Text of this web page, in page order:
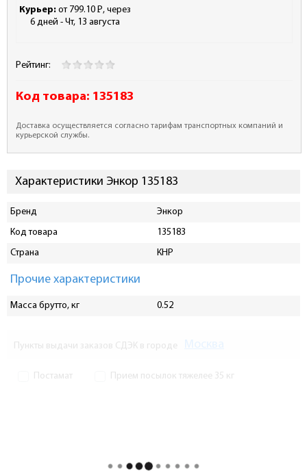
Курьер: от 799.10 Р
- , через
6 дней - Чт, 13 августа
Рейтинг:
Код товара: 135183
Доставка осуществляется согласно тарифам транспортных компаний и
курьерской службы.
Характеристики Энкор 135183
Бренд
Энкор
Код товара
135183
Страна
КНР
Прочие характеристики
Масса брутто, кг 0.52
Пункты выдачи заказов СДЭК в городе
Постамат Прием посылок тяжелее 35 кг